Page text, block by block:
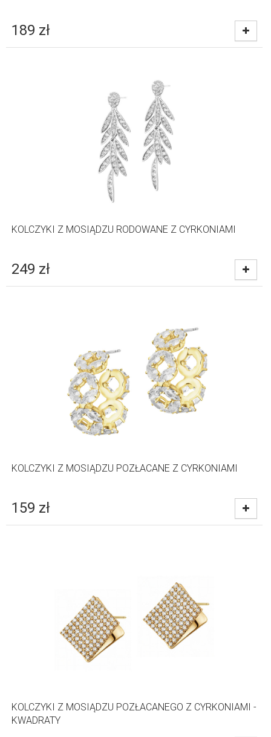
189 zł
KOLCZYKI Z MOSIĄDZU RODOWANE Z CYRKONIAMI
249 zł
KOLCZYKI Z MOSIĄDZU POZŁACANE Z CYRKONIAMI
159 zł
KOLCZYKI Z MOSIĄDZU POZŁACANEGO Z CYRKONIAMI -
KWADRATY